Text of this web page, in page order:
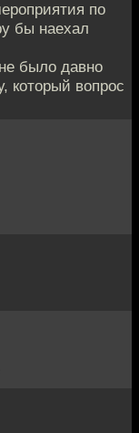
по
бы наехал
было давно
который вопрос